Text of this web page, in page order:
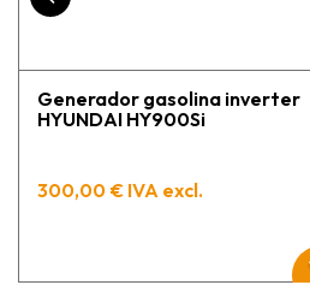
Generador gasolina inverter
HYUNDAI HY900Si
300,00 € IVA excl.